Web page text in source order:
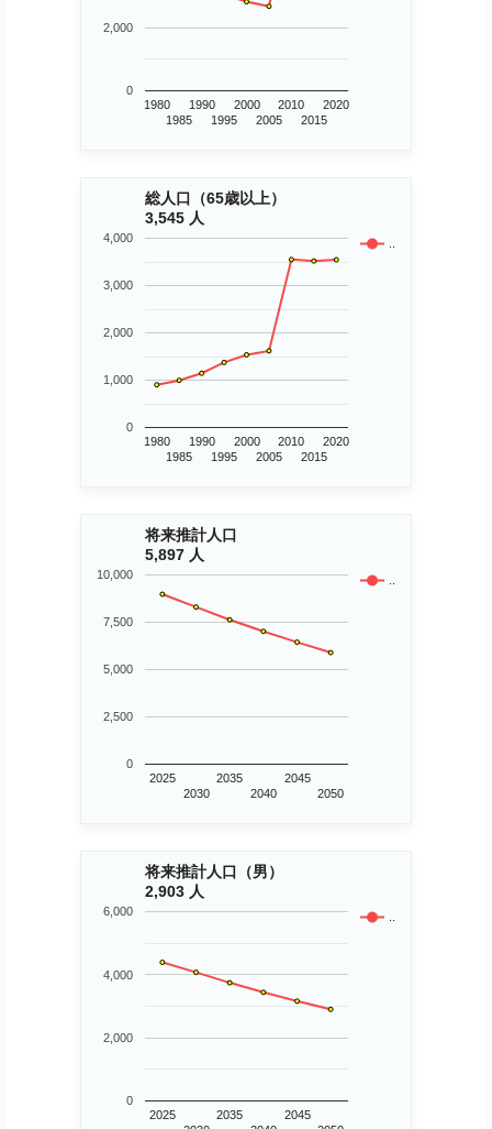
1980
1985
1990
1995
2000
2005
2010
2015
2020
0
2,000
総人口（65歳以上）
3,545 人
..
1980
1985
1990
1995
2000
2005
2010
2015
2020
0
1,000
2,000
3,000
4,000
将来推計人口
5,897 人
..
2025
2030
2035
2040
2045
2050
0
2,500
5,000
7,500
10,000
将来推計人口（男）
2,903 人
..
2025
2035
2045
0
2,000
4,000
6,000